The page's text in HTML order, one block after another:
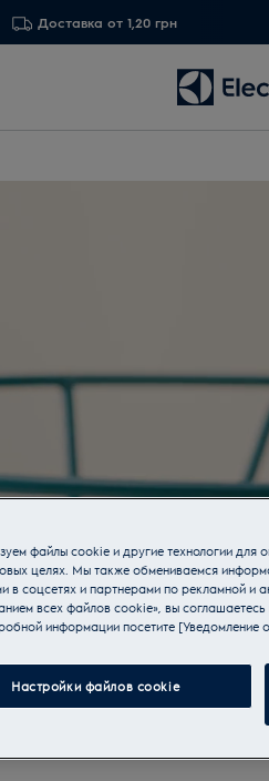
Доставка от 1,20 грн
файлы cookie и другие технологии для
целях. Мы также обмениваемся
в соцсетях и партнерами по рекламной и
всех файлов cookie», вы
информации посетите [Уведомление
Настройки файлов cookie